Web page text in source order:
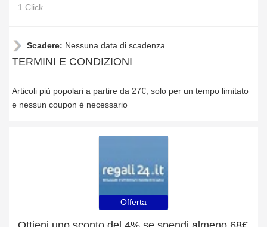
1 Click
Scadere: Nessuna data di scadenza
TERMINI E CONDIZIONI
Articoli più popolari a partire da 27€, solo per un tempo limitato
e nessun coupon è necessario
Offerta